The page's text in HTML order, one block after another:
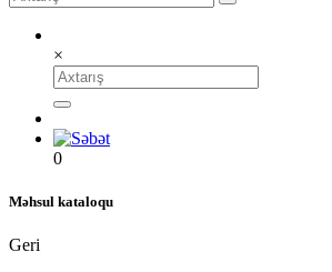
×
0
Məhsul kataloqu
Geri